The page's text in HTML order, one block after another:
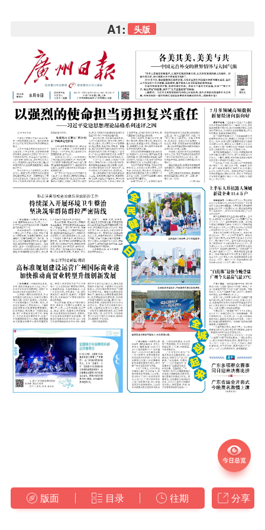
A1: 头版
版面 目录 往期 分享